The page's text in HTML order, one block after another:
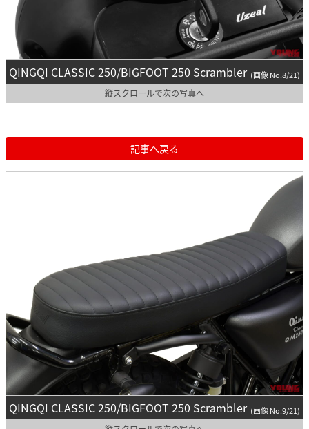
QINGQI CLASSIC 250/BIGFOOT 250 Scrambler (画像 No.8/21)
縦スクロールで次の写真へ
記事へ戻る
QINGQI CLASSIC 250/BIGFOOT 250 Scrambler (画像 No.9/21)